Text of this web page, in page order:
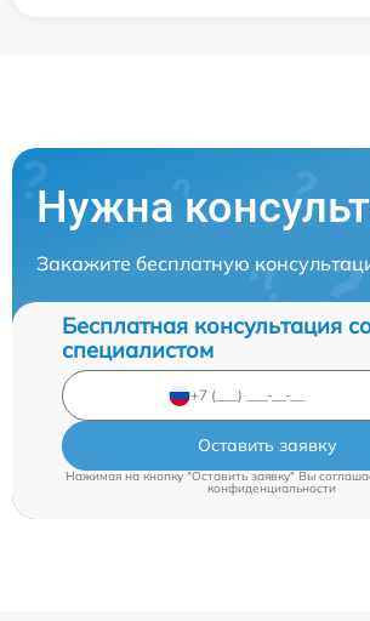
Нужна
Закажите бесплатную
Бесплатная консультация
специалистом
Оставить заявку
Нажимая на кнопку "Оставить заявку" Вы
конфиденциальности